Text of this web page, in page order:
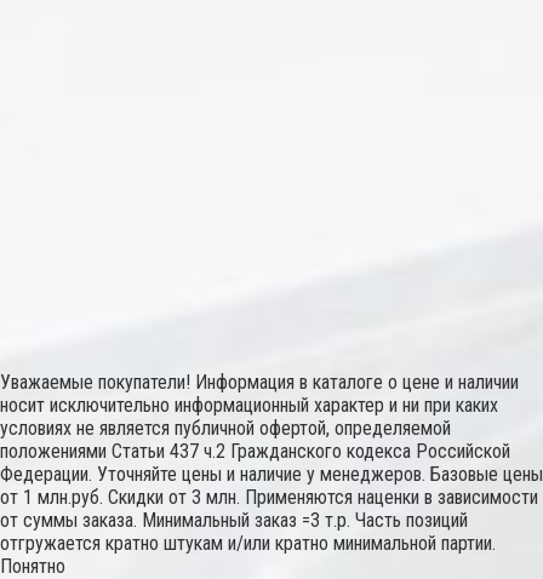
Уважаемые покупатели! Информация в каталоге о цене и наличии
носит исключительно информационный характер и ни при каких
условиях не является публичной офертой, определяемой
положениями Статьи 437 ч.2 Гражданского кодекса Российской
Федерации. Уточняйте цены и наличие у менеджеров. Базовые цены
от 1 млн.руб. Скидки от 3 млн. Применяются наценки в зависимости
от суммы заказа. Минимальный заказ =3 т.р. Часть позиций
отгружается кратно штукам и/или кратно минимальной партии.
Понятно